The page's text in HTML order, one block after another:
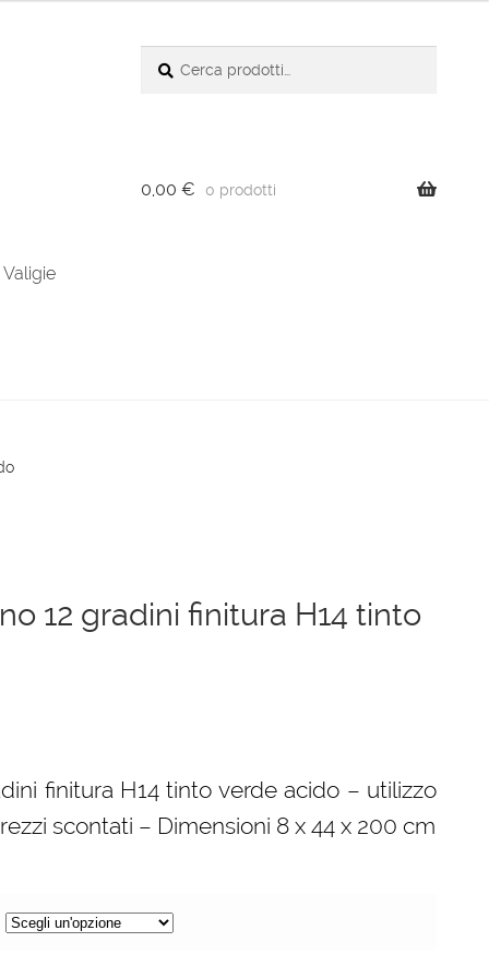
Valigie
0,00 € 0 prodotti
12 gradini finitura H14 tinto
finitura H14 tinto verde acido – utilizzo
scontati – Dimensioni 8 x 44 x 200 cm